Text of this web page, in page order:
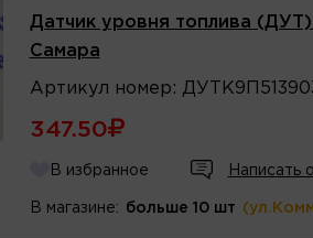
Датчик уровня топлива (ДУТ)
Самара
Артикул номер :
347.50
В избранное Написать
В магазине: больше 10 шт